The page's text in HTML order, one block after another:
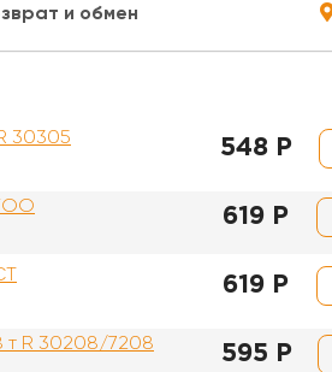
и обмен
30305 548 Р
619 Р
619 Р
т R 30208/7208 595 Р